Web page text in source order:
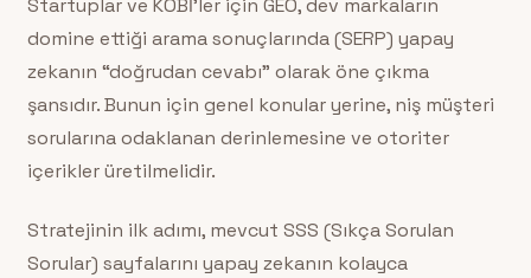
Startuplar ve KOBİ’ler için GEO, dev markaların
domine ettiği arama sonuçlarında (SERP) yapay
zekanın “doğrudan cevabı” olarak öne çıkma
şansıdır. Bunun için genel konular yerine, niş müşteri
sorularına odaklanan derinlemesine ve otoriter
içerikler üretilmelidir.
Stratejinin ilk adımı, mevcut SSS (Sıkça Sorulan
Sorular) sayfalarını yapay zekanın kolayca